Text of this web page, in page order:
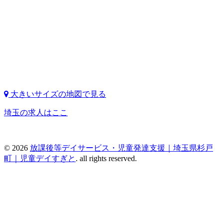
大きいサイズの地図で見る
埼玉の求人はここ
© 2026 放課後等デイサービス・児童発達支援｜埼玉県杉戸
町｜児童デイすぎと . all rights reserved.